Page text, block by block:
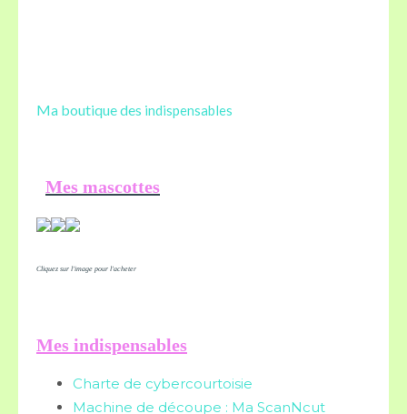
Ma boutique des indispensables
Mes mascottes
Cliquez sur l'image pour l'acheter
Mes indispensables
Charte de cybercourtoisie
Machine de découpe : Ma ScanNcut